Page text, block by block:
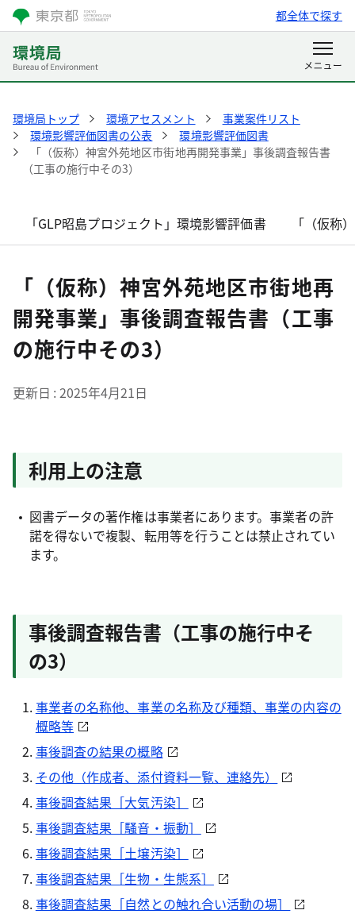
都全体で探す
環境局トップ 環境アセスメント
事業案件リスト
環境影響評価図書の公表
環境影響評価図書
「（仮称）神宮外苑地区市街地再開発事業」事後調査報告書
（工事の施行中その3）
「GLP昭島プロジェクト」環境影響評価書 「（仮称
「（仮称）神宮外苑地区市街地再
開発事業」事後調査報告書（工事
の施行中その3）
更新日 2025年4月21日
利用上の注意
図書データの著作権は事業者にあります。事業者の許
諾を得ないで複製、転用等を行うことは禁止されてい
ます。
事後調査報告書（工事の施行中そ
の3）
事業者の名称他、事業の名称及び種類、事業の内容の
概略等
事後調査の結果の概略
その他（作成者、添付資料一覧、連絡先）
事後調査結果［大気汚染］
事後調査結果［騒音・振動］
事後調査結果［土壌汚染］
事後調査結果［生物・生態系］
事後調査結果［自然との触れ合い活動の場］